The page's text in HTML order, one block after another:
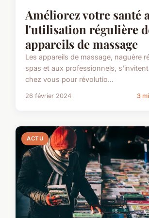
Améliorez votre santé
l'utilisation régulière
appareils de massage
Les appareils de massage, naguère
spas et aux professionnels,
chez vous pour révolutio...
26 février 2024 3
ACTU